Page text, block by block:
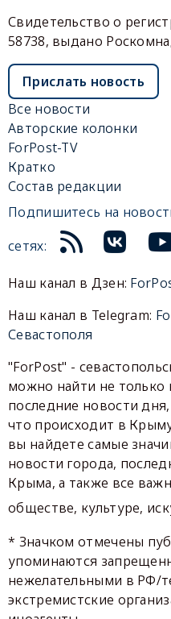
Свидетельство о
58738, выдано
Прислать новость
Все новости
Авторские колонки
ForPost-TV
Кратко
Состав редакции
Подпишитесь на
сетях:
Наш канал в Дзен:
Наш канал в Telegram:
Севастополя
"ForPost" -
можно найти не только
последние новости
что происходит в
вы найдете самые
новости города,
Крыма, а также все
обществе, культуре,
* Значком отмечены
упоминаются
нежелательными в РФ/
экстремистские